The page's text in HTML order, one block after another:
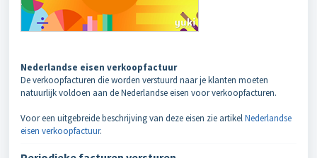
Nederlandse eisen verkoopfactuur
De verkoopfacturen die worden verstuurd naar je klanten moeten
natuurlijk voldoen aan de Nederlandse eisen voor verkoopfacturen.
Voor een uitgebreide beschrijving van deze eisen zie artikelNederlandse
eisen verkoopfactuur.